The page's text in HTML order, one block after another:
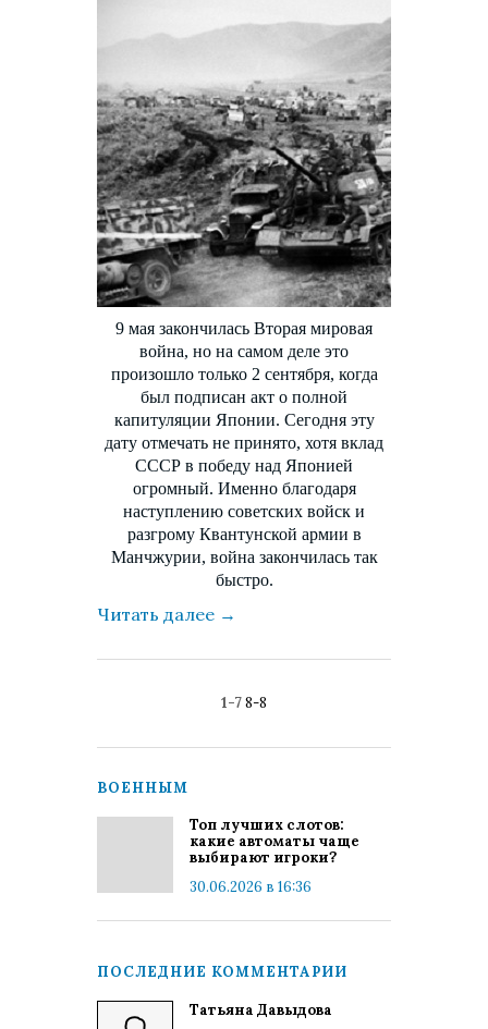
9 мая закончилась Вторая мировая
война, но на самом деле это
произошло только 2 сентября, когда
был подписан акт о полной
капитуляции Японии. Сегодня эту
дату отмечать не принято, хотя вклад
СССР в победу над Японией
огромный. Именно благодаря
наступлению советских войск и
разгрому Квантунской армии в
Манчжурии, война закончилась так
быстро.
Читать далее →
1-78-8
ВОЕННЫМ
Топ лучших слотов:
какие автоматы чаще
выбирают игроки?
30.06.2026 в 16:36
ПОСЛЕДНИЕ КОММЕНТАРИИ
Татьяна Давыдова